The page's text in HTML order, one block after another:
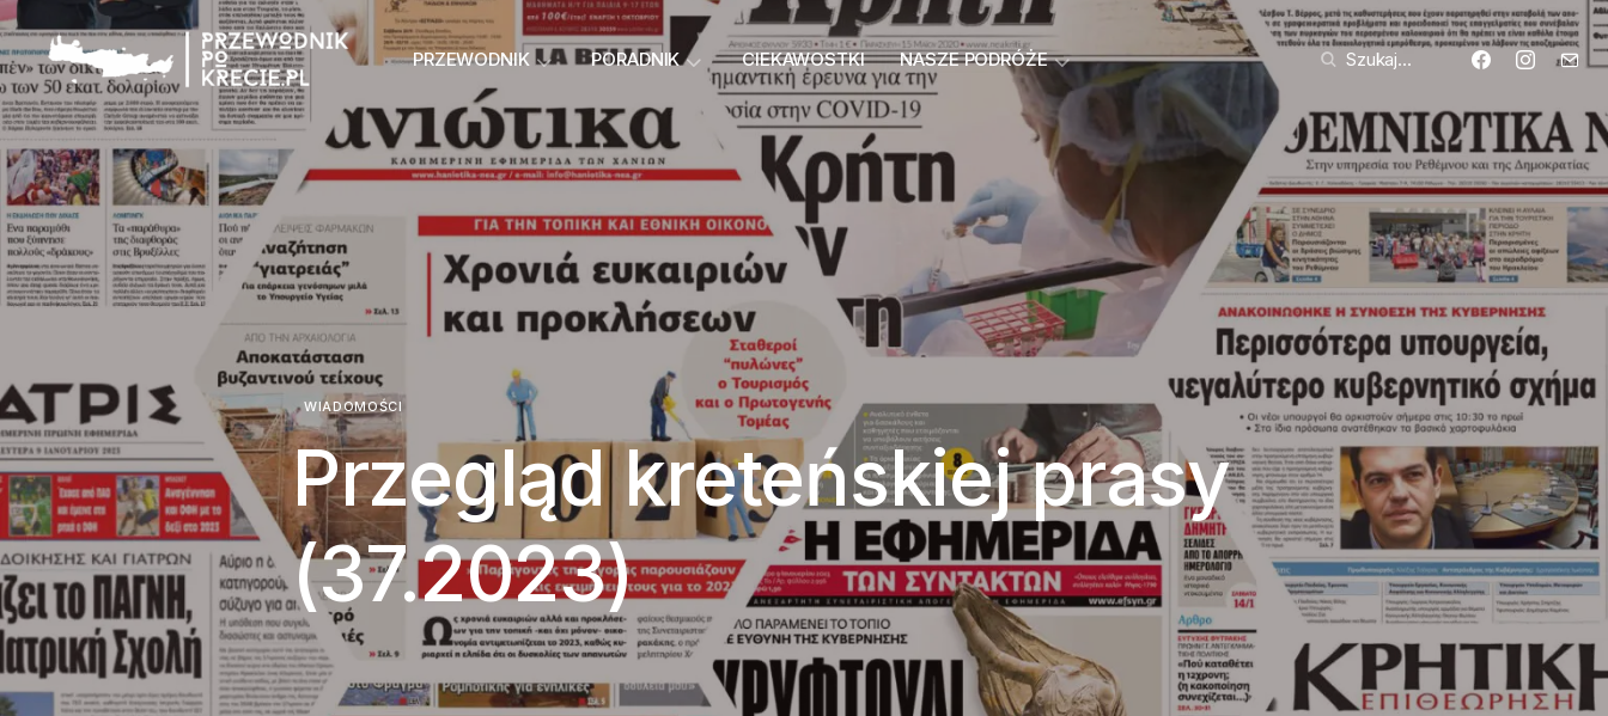
PRZEWODNIK PORADNIK CIEKAWOSTKI NASZE PODRÓŻE Szukaj...
WIADOMOŚCI
Przegląd kreteńskiej prasy
(37.2023)